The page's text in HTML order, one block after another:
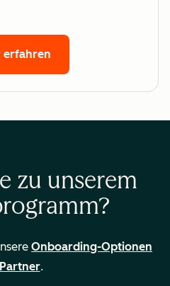
erfahren
zu unserem
Onboarding-Optionen
.